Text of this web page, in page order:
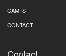
CAMPS
CONTACT
Contact